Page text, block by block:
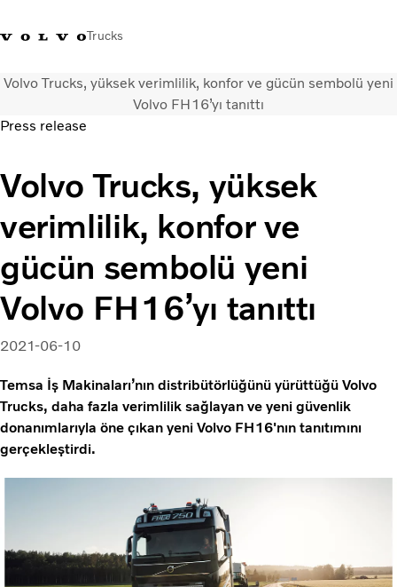
Trucks
+4448586Volvo Trucks Mağazası Oturum açınTürkiye
Kamyonlar
Hizmetler
Bayi arama
Haberler
Hakkımızda
Bize Ulaşın
Volvo Trucks, yüksek verimlilik, konfor ve gücün sembolü yeni
Volvo FH16’yı tanıttı
Press release
Volvo Trucks, yüksek
verimlilik, konfor ve
gücün sembolü yeni
Volvo FH16’yı tanıttı
2021-06-10
Temsa İş Makinaları’nın distribütörlüğünü yürüttüğü Volvo
Trucks, daha fazla verimlilik sağlayan ve yeni güvenlik
donanımlarıyla öne çıkan yeni Volvo FH16'nın tanıtımını
gerçekleştirdi.